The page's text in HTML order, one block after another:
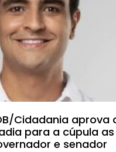
Cidadania aprova
para a cúpula as
e senador